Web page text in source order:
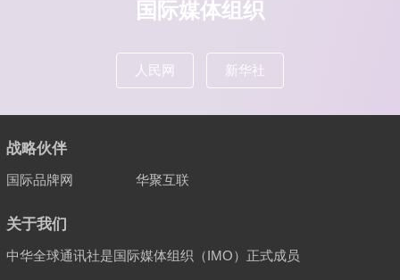
国际媒体组织
人民网 新华社
战略伙伴
国际品牌网 华聚互联
关于我们
中华全球通讯社是国际媒体组织（IMO）正式成员